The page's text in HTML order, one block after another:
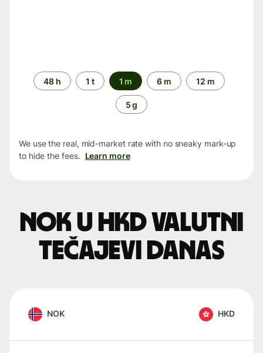
Time
period
48 h 1 t 1 m 6 m 12 m
5 g
We use the real, mid-market rate with no sneaky mark-up
to hide the fees. Learn more
NOK u HKD valutni
tečajevi danas
NOK HKD